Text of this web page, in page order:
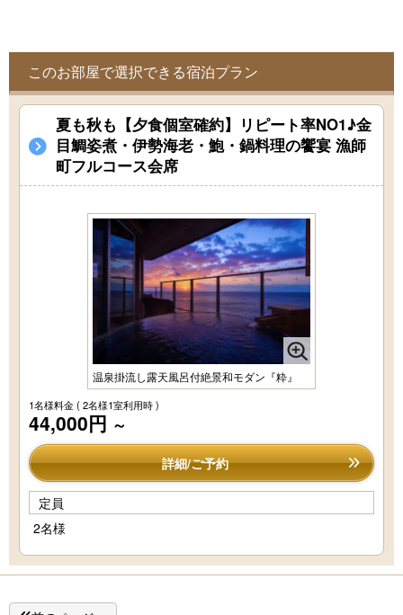
このお部屋で選択できる宿泊プラン
夏も秋も【夕食個室確約】リピート率NO1♪金
目鯛姿煮・伊勢海老・鮑・鍋料理の饗宴 漁師
町フルコース会席
温泉掛流し露天風呂付絶景和モダン『粋』
1名様料金( 2名様1室利用時 )
44,000円 ～
詳細/ご予約
定員
2名様